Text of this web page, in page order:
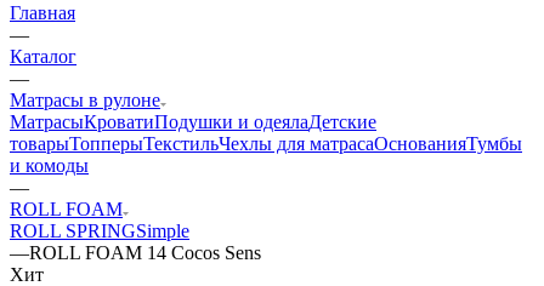
Главная
—
Каталог
—
Матрасы в рулоне
МатрасыКроватиПодушки и одеялаДетские
товарыТопперыТекстильЧехлы для матрасаОснованияТумбы
и комоды
—
ROLL FOAM
ROLL SPRINGSimple
—ROLL FOAM 14 Cocos Sens
Хит